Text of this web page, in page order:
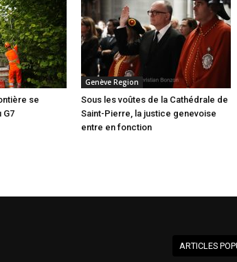
se
G7
Genève Region
Sous les voûtes de la Cathédrale de
Saint-Pierre, la justice genevoise
entre en fonction
ARTICLES